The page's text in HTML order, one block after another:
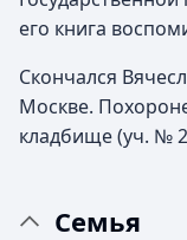
его книга
Скончался
Москве.
кладбище (уч. №
Семья